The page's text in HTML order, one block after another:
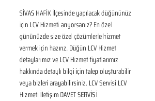
SİVAS HAFİK İlçesinde yapılacak düğününüz
için LCV Hizmeti arıyorsanız? En özel
gününüzde size özel çözümlerle hizmet
vermek için hazırız. Düğün LCV Hizmet
detaylarımız ve LCV Hizmet fiyatlarımız
hakkında detaylı bilgi için talep oluşturabilir
veya bizleri arayabilirsiniz. LCV Servisi LCV
Hizmeti İletişim DAVET SERVİSİ